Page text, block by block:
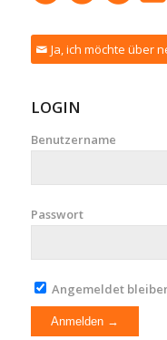
Ja, ich möchte über
LOGIN
Benutzername
Passwort
Angemeldet